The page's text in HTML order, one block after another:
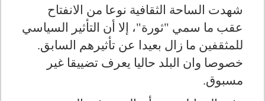
شهدت الساحة الثقافية نوعا من الانفتاح
عقب ما سمي "ثورة"، إلا أن التأثير السياسي
للمثقفين ما زال بعيدا عن تأثيرهم السابق.
خصوصا وان البلد حاليا يعرف تضييقا غير
مسبوق.